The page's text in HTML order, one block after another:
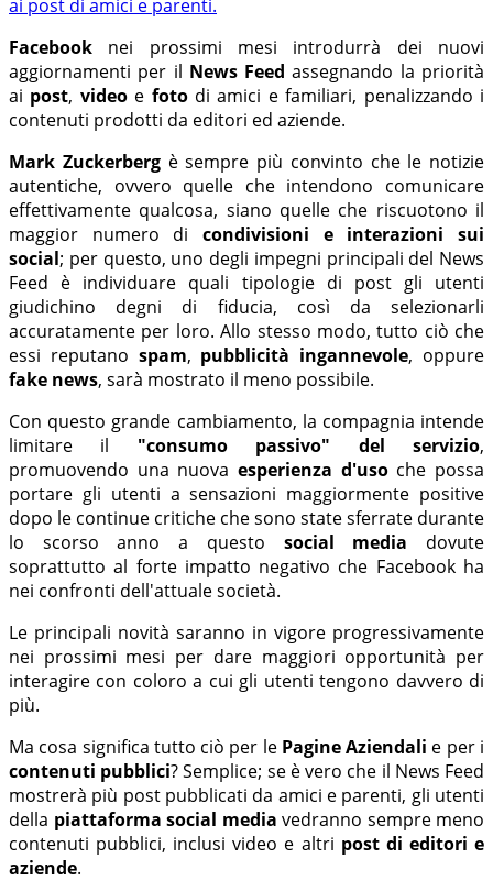
Facebook nei prossimi mesi introdurrà dei nuovi
aggiornamenti per il News Feed assegnando la priorità
ai post, videoe fotodi amici e familiari, penalizzando i
contenuti prodotti da editori ed aziende.
Mark Zuckerbergè sempre più convinto che le notizie
autentiche, ovvero quelle che intendono comunicare
effettivamente qualcosa, siano quelle che riscuotono il
maggior numero di condivisioni e interazioni sui
social; per questo, uno degli impegni principali del News
Feed è individuare quali tipologie di post gli utenti
giudichino degni di fiducia, così da selezionarli
accuratamente per loro. Allo stesso modo, tutto ciò che
essi reputano spam, pubblicità ingannevole, oppure
fake news, sarà mostrato il meno possibile.
Con questo grande cambiamento, la compagnia intende
limitare il "consumo passivo" del servizio,
promuovendo una nuova esperienza d'usoche possa
portare gli utenti a sensazioni maggiormente positive
dopo le continue critiche che sono state sferrate durante
lo scorso anno a questo social media dovute
soprattutto al forte impatto negativo che Facebook ha
nei confronti dell'attuale società.
Le principali novità saranno in vigore progressivamente
nei prossimi mesi per dare maggiori opportunità per
interagire con coloro a cui gli utenti tengono davvero di
più.
Ma cosa significa tutto ciò per le Pagine Aziendali e per i
contenuti pubblici? Semplice; se è vero che il News Feed
mostrerà più post pubblicati da amici e parenti, gli utenti
della piattaforma social media vedranno sempre meno
contenuti pubblici, inclusi video e altri post di editori e
aziende.